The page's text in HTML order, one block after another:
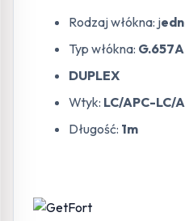
Rodzaj włókna: j
Typ włókna:
DUPLEX
Wtyk: LC/APC-LC/
Długość: 1m